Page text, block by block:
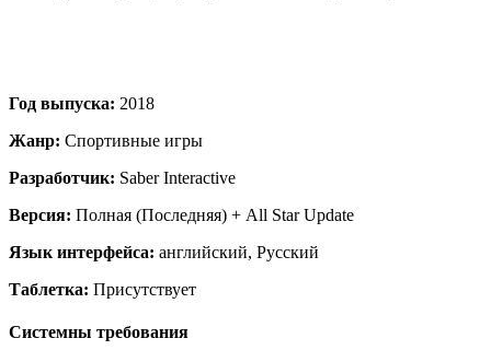
Год выпуска: 2018
Жанр: Спортивные игры
Разработчик: Saber Interactive
Версия: Полная (Последняя) + All Star Update
Язык интерфейса: английский, Русский
Таблетка: Присутствует
Системны требования